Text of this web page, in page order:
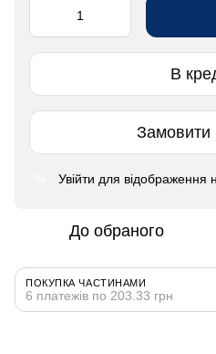
В
Замовити
Увійти для відображення
До обраного
ПОКУПКА ЧАСТИНАМИ
6 платежів по 203.33 грн